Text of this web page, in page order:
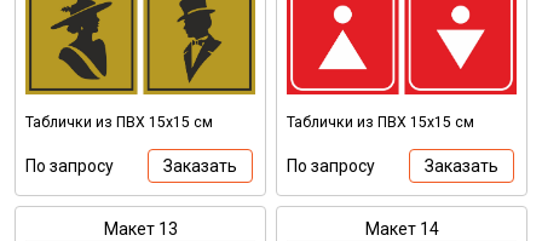
Таблички из ПВХ 15х15 см
По запросу Заказать
Таблички из ПВХ 15х15 см
По запросу Заказать
Макет 13 Макет 14